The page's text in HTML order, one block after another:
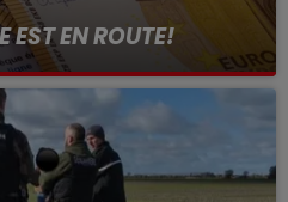
EST EN ROUTE!